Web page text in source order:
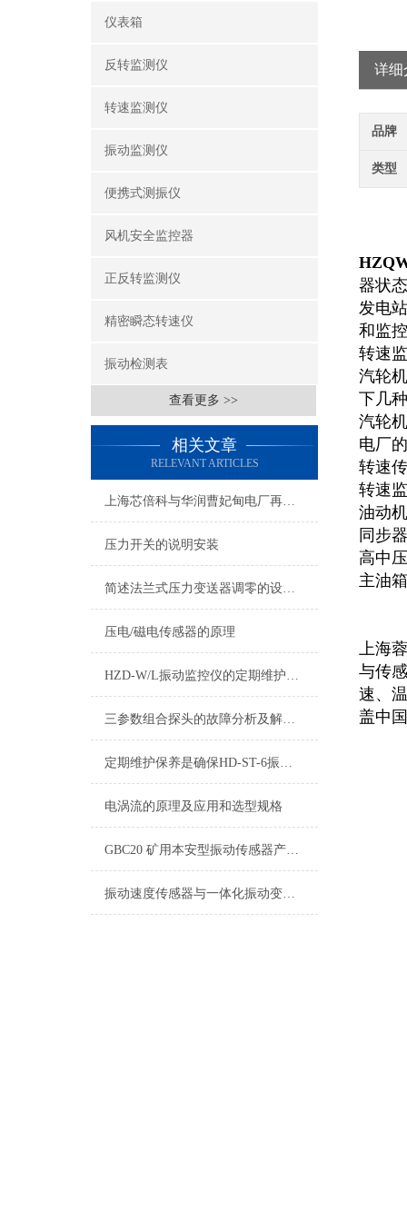
仪表箱
反转监测仪
转速监测仪
振动监测仪
便携式测振仪
风机安全监控器
正反转监测仪
精密瞬态转速仪
振动检测表
查看更多 >>
相关文章
RELEVANT ARTICLES
上海芯倍科与华润曹妃甸电厂再次深度合作
压力开关的说明安装
简述法兰式压力变送器调零的设置方法
压电/磁电传感器的原理
HZD-W/L振动监控仪的定期维护保养制度介绍
三参数组合探头的故障分析及解决方法
定期维护保养是确保HD-ST-6振动速度传感器可靠性的关键
电涡流的原理及应用和选型规格
GBC20 矿用本安型振动传感器产品说明书
振动速度传感器与一体化振动变送器现场工况适配及应用用途
详细
品牌
类型
器状
发电
和监
转速
汽轮
下几
汽轮
电厂
转速
转速
油动
同步
高中
主油
上海
与传
速、
盖中